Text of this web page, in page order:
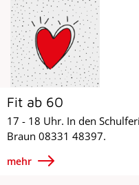
Fit ab 60
17 - 18 Uhr. In den
Braun 08331 48397.
mehr